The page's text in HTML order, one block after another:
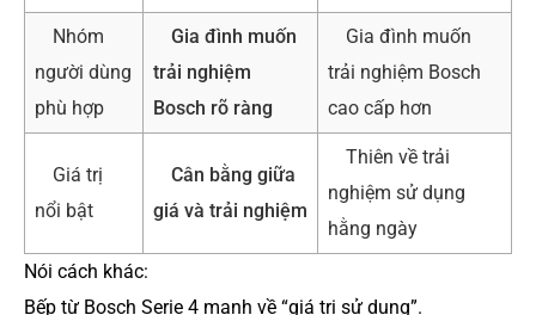
Nhóm
người dùng
phù hợp
Gia đình muốn
trải nghiệm
Bosch rõ ràng
Gia đình muốn
trải nghiệm Bosch
cao cấp hơn
Giá trị
nổi bật
Cân bằng giữa
giá và trải nghiệm
Thiên về trải
nghiệm sử dụng
hằng ngày
Nói cách khác:
Bếp từ Bosch Serie 4 mạnh về “giá trị sử dụng”.